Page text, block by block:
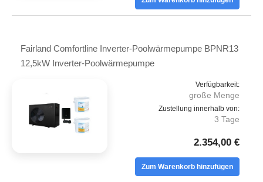
Fairland Comfortline Inverter-Poolwärmepumpe BPNR13
12,5kW Inverter-Poolwärmepumpe
Verfügbarkeit:
große Menge
Zustellung innerhalb von:
3 Tage
2.354,00 €
Zum Warenkorb hinzufügen